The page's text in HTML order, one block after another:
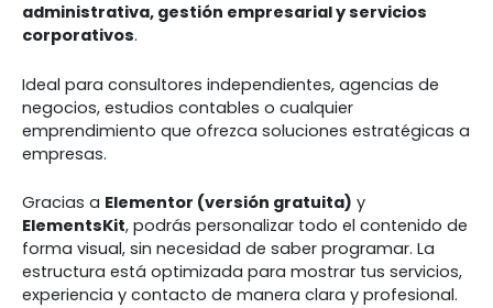
administrativa, gestión empresarial y servicios
corporativos.
Ideal para consultores independientes, agencias de
negocios, estudios contables o cualquier
emprendimiento que ofrezca soluciones estratégicas a
empresas.
Gracias a Elementor (versión gratuita) y
ElementsKit, podrás personalizar todo el contenido de
forma visual, sin necesidad de saber programar. La
estructura está optimizada para mostrar tus servicios,
experiencia y contacto de manera clara y profesional.